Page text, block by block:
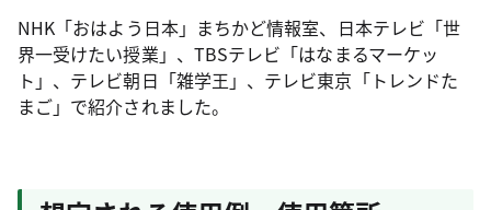
NHK「おはよう日本」まちかど情報室、日本テレビ「世
界一受けたい授業」、TBSテレビ「はなまるマーケッ
ト」、テレビ朝日「雑学王」、テレビ東京「トレンドた
まご」で紹介されました。